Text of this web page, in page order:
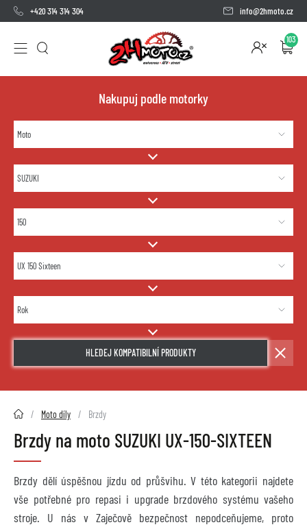
+420 314 314 304 info@2hmoto.cz
103
Nakupuj podle motorky
HLEDEJ KOMPATIBILNÍ PRODUKTY
2HMOTO.cz Moto díly Brzdy
Brzdy na moto SUZUKI UX-150-SIXTEEN
Brzdy dělí úspěšnou jízdu od průšvihu. V této kategorii najdete
vše potřebné pro repasi i upgrade brzdového systému vašeho
stroje. U nás v Zaječově bezpečnost nepodceňujeme, proto